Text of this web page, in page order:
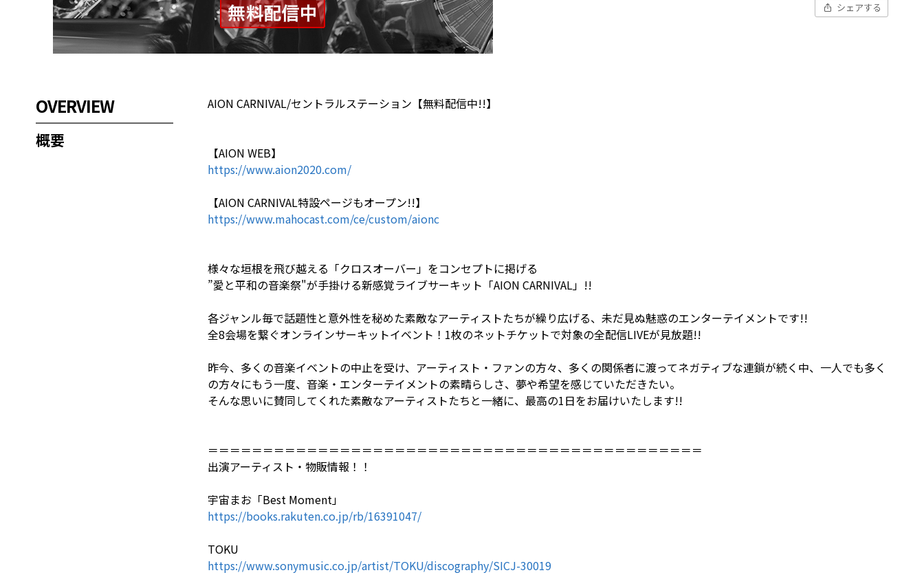
シェアする
OVERVIEW
概要
AION CARNIVAL/セントラルステーション【無料配信中!!】
【AION WEB】
https://www.aion2020.com/
【AION CARNIVAL特設ページもオープン!!】
https://www.mahocast.com/ce/custom/aionc
様々な垣根を飛び越える「クロスオーバー」をコンセプトに掲げる
”愛と平和の音楽祭"が手掛ける新感覚ライブサーキット「AION CARNIVAL」!!
各ジャンル毎で話題性と意外性を秘めた素敵なアーティストたちが繰り広げる、未だ見ぬ魅惑のエンターテイメントです!!
全8会場を繋ぐオンラインサーキットイベント！1枚のネットチケットで対象の全配信LIVEが見放題!!
昨今、多くの音楽イベントの中止を受け、アーティスト・ファンの方々、多くの関係者に渡ってネガティブな連鎖が続く中、一人でも多く
の方々にもう一度、音楽・エンターテイメントの素晴らしさ、夢や希望を感じていただきたい。
そんな思いに賛同してくれた素敵なアーティストたちと一緒に、最高の1日をお届けいたします!!
＝＝＝＝＝＝＝＝＝＝＝＝＝＝＝＝＝＝＝＝＝＝＝＝＝＝＝＝＝＝＝＝＝＝＝＝＝＝＝＝＝＝＝＝＝
出演アーティスト・物販情報！！
宇宙まお「Best Moment」
https://books.rakuten.co.jp/rb/16391047/
TOKU
https://www.sonymusic.co.jp/artist/TOKU/discography/SICJ-30019